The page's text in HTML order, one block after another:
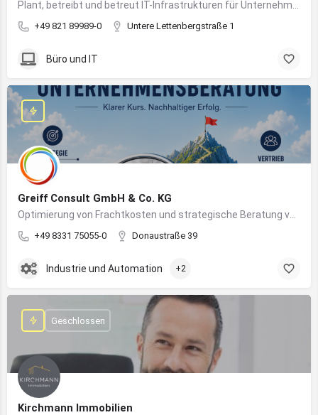
+49 821 89989-0 Untere Lettenbergstraße 1
Büro und IT
Greiff Consult GmbH & Co. KG
+49 8331 75055-0 Donaustraße 39
Industrie und Automation +2
Kirchmann Immobilien
Geschlossen